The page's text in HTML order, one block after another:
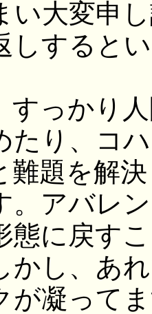
い大変申
しすると
すっかり
たり、コ
難題を解
。アバレ
態に戻す
かし、あ
が凝って